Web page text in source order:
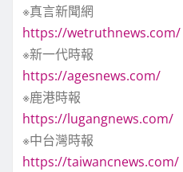
※真言新聞網
https://wetruthnews.com/
※新一代時報
https://agesnews.com/
※鹿港時報
https://lugangnews.com/
※中台灣時報
https://taiwancnews.com/